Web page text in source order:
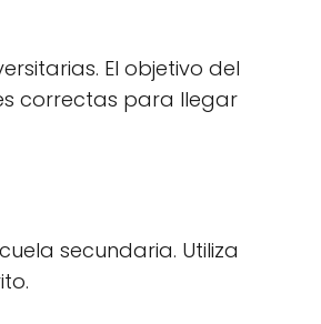
El objetivo del
correctas para llegar
secundaria. Utiliza